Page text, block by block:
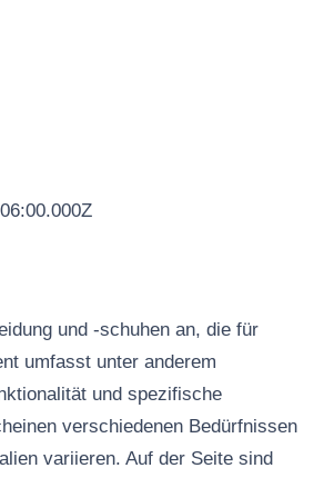
und -schuhen an, die für
umfasst unter anderem
und spezifische
verschiedenen Bedürfnissen
variieren. Auf der Seite sind